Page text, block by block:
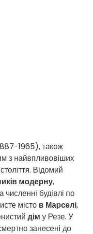
1965), також
з найвпливовіших
Відомий
модерну,
численні будівлі по
місто в Марселі,
дім у Резе. У
занесені до